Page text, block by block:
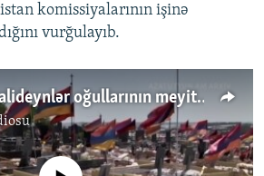
komissiyalarının işinə
vurğulayıb.
Ermənistanda valideynlər oğullarının meyitini özləri tapıb basdırır
source currently available